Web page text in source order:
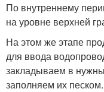
По внутреннему
на уровне верхней
На этом же этапе
для ввода
закладываем в
заполняем их песком.